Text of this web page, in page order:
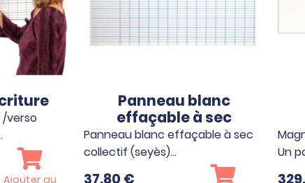
/verso
Ajouter au
Panneau blanc
effaçable à sec
Panneau blanc effaçable à sec
collectif (seyès)…
37.80 €
Un